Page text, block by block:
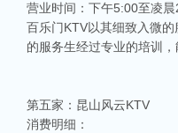
营业时间：下午5:00至凌
百乐门KTV以其细致入微
的服务生经过专业的培训
第五家：昆山风云KTV
消费明细：